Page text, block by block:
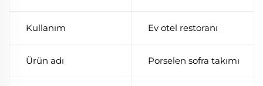
Kullanım Ev otel restoranı
Ürün adı Porselen sofra takımı